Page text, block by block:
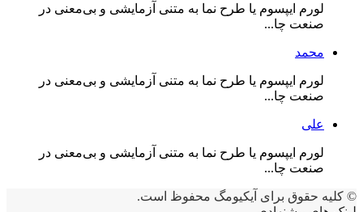
لورم ایپسوم یا طرح‌ نما به متنی آزمایشی و بی‌معنی در
صنعت چا...
محمد
لورم ایپسوم یا طرح‌ نما به متنی آزمایشی و بی‌معنی در
صنعت چا...
علی
لورم ایپسوم یا طرح‌ نما به متنی آزمایشی و بی‌معنی در
صنعت چا...
© کلیه حقوق برای آیکیومگ محفوظ است.